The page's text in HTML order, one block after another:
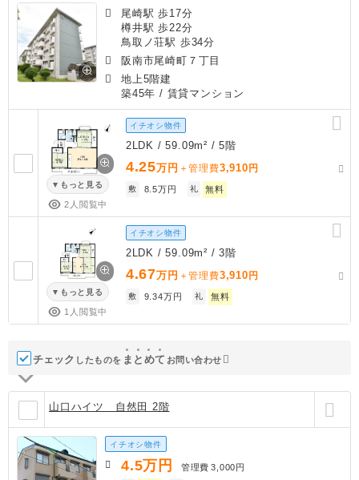
尾崎駅 歩17分
樽井駅 歩22分
鳥取ノ荘駅 歩34分
阪南市尾崎町７丁目
地上5階建
築45年 / 賃貸マンション
もっと見る
2人閲覧中
イチオシ物件
2LDK / 59.09m² / 5階
4.25万円 ＋管理費3,910 円
敷 8.5万円 礼 無料
もっと見る
1人閲覧中
イチオシ物件
2LDK / 59.09m² / 3階
4.67万円 ＋管理費3,910 円
敷 9.34万円 礼 無料
チェック したものを ま と めて お問い合わせ
山口ハイツ 自然田 2階
イチオシ物件
4.5万円 管理費 3,000円